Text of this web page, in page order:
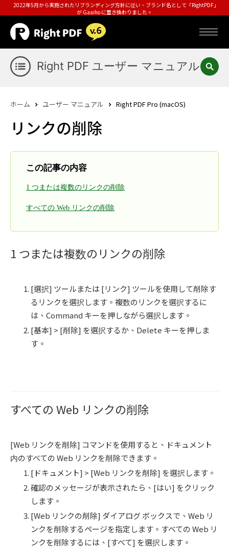
2022年5月から実施されたリブランディング方針に従い、ブランド名として「RightPDF」
が Gaaiho に置き換わりました。
Right PDF ユーザー マニュアル
ホーム ユーザー マニュアル Right PDF Pro (macOS)
リンクの削除
この記事の内容
1 つまたは複数のリンクの削除
すべての Web リンクの削除
1 つまたは複数のリンクの削除
[選択] ツールまたは [リンク] ツールを使用して削除す
るリンクを選択します。複数のリンクを選択するに
は、Command キーを押しながら選択します。
[基本] > [削除] を選択するか、Delete キーを押しま
す。
すべての Web リンクの削除
[Web リンクを削除] コマンドを使用すると、ドキュメント
内のすべての Web リンクを削除できます。
[ドキュメント] > [Web リンクを削除] を選択します。
確認のメッセージが表示されたら、[はい] をクリック
します。
[Web リンクの削除] ダイアログ ボックスで、Web リ
ンクを削除するページを指定します。すべての Web リ
ンクを削除するには、[すべて] を選択します。